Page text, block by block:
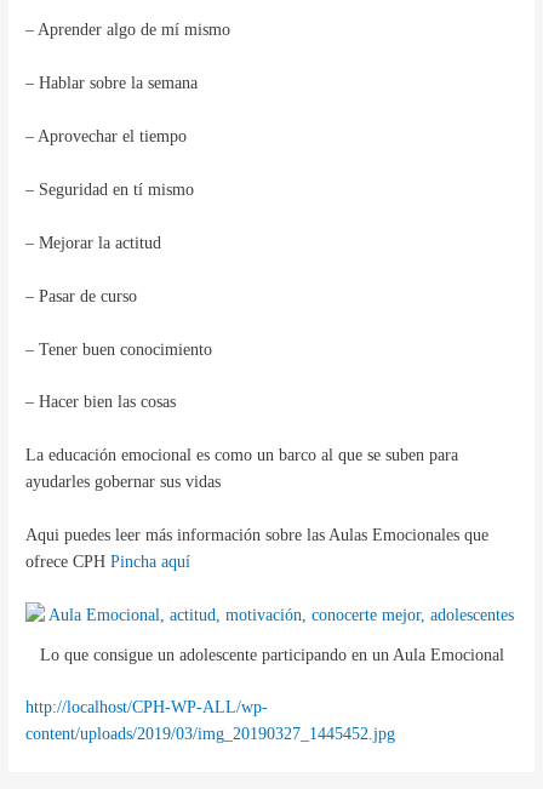
– Aprender algo de mí mismo
– Hablar sobre la semana
– Aprovechar el tiempo
– Seguridad en tí mismo
– Mejorar la actitud
– Pasar de curso
– Tener buen conocimiento
– Hacer bien las cosas
La educación emocional es como un barco al que se suben para
ayudarles gobernar sus vidas
Aqui puedes leer más información sobre las Aulas Emocionales que
ofrece CPHPincha aquí
Lo que consigue un adolescente participando en un Aula Emocional
http://localhost/CPH-WP-ALL/wp-
content/uploads/2019/03/img_20190327_1445452.jpg